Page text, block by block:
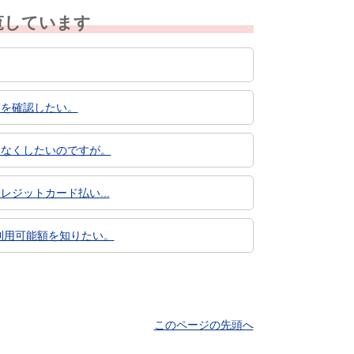
ています
確認したい。
くしたいのですが。
ジットカード払い...
可能額を知りたい。
このページの先頭へ